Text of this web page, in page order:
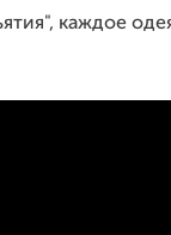
каждое